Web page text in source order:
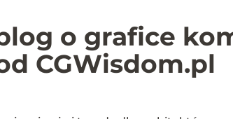
o grafice
CGWisdom.pl